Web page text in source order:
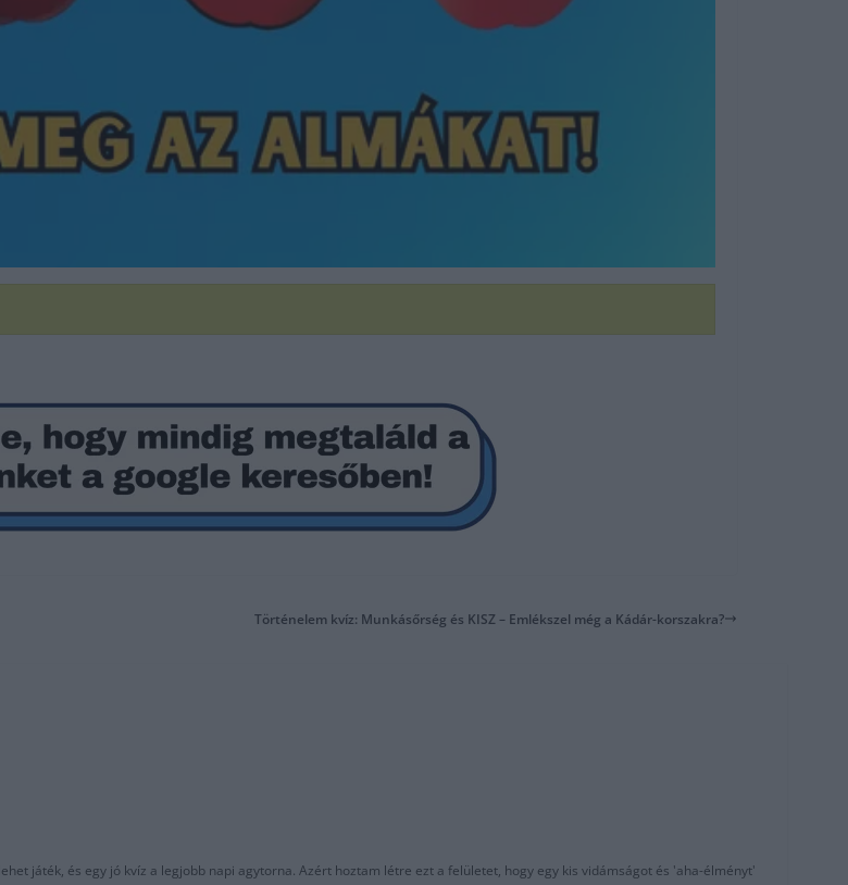
Történelem kvíz: Munkásőrség és KISZ – Emlékszel még a Kádár-korszakra?
játék, és egy jó kvíz a legjobb napi agytorna. Azért hoztam létre ezt a felületet, hogy egy kis vidámságot és 'aha-élményt'